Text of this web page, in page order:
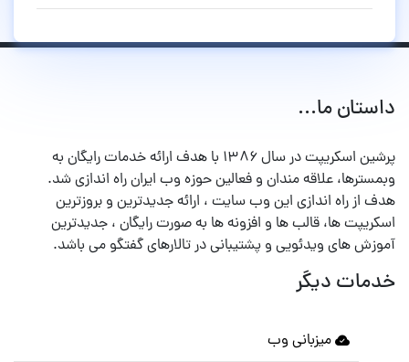
داستان ما...
پرشین اسکریپت در سال ۱۳۸۶ با هدف ارائه خدمات رایگان به
وبمسترها، علاقه مندان و فعالین حوزه وب ایران راه اندازی شد.
هدف از راه اندازی این وب سایت ، ارائه جدیدترین و بروزترین
اسکریپت ها، قالب ها و افزونه ها به صورت رایگان ، جدیدترین
آموزش های ویدئویی و پشتیبانی در تالارهای گفتگو می باشد.
خدمات دیگر
میزبانی وب